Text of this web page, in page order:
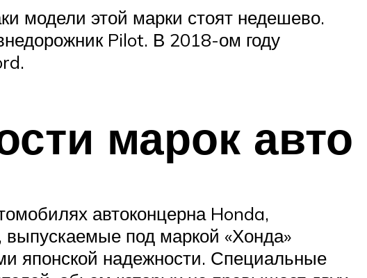
модели этой марки стоят недешево.
Pilot. В 2018-ом году
марок авто
автоконцерна Honda,
под маркой «Хонда»
японской надежности. Специальные